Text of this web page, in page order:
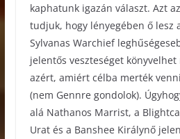
kaphatunk igazán választ. Azt
tudjuk, hogy lényegében ő lesz
Sylvanas Warchief
jelentős veszteséget
azért, amiért célba merték
(nem Gennre gondolok).
alá Nathanos Marrist, a
Urat és a Banshee Királynő